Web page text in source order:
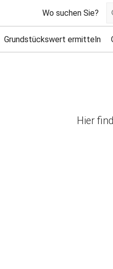
Wo suchen Sie?
Grundstückswert ermitteln
Hier